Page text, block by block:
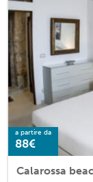
a partire da
88€
Calarossa